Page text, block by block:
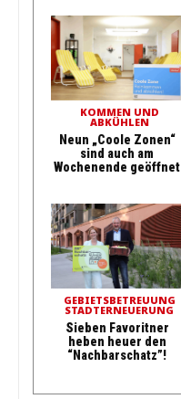
KOMMEN UND
ABKÜHLEN
Neun „Coole Zonen“
sind auch am
Wochenende geöffnet
GEBIETSBETREUUNG
STADTERNEUERUNG
Sieben Favoritner
heben heuer den
“Nachbarschatz”!